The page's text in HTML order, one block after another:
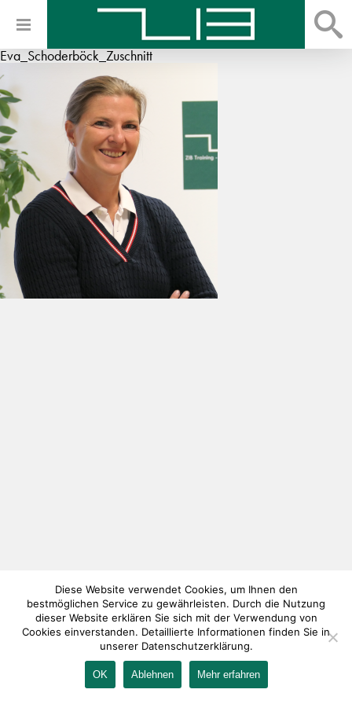
Eva_Schoderböck_Zuschnitt
IMPRESSUM KONTAKT AGB DATENSCHUTZ
Diese Website verwendet Cookies, um Ihnen den
bestmöglichen Service zu gewährleisten. Durch die Nutzung
dieser Website erklären Sie sich mit der Verwendung von
Cookies einverstanden. Detaillierte Informationen finden Sie in
unserer Datenschutzerklärung.
OK Ablehnen Mehr erfahren